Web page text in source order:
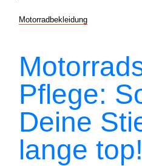
Motorradbekleidung
Pflege:
Deine
lange top!